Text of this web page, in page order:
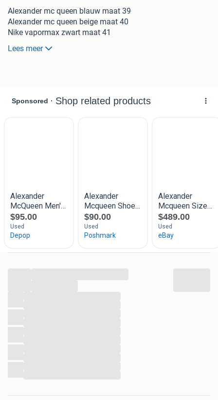
Alexander mc queen blauw maat 39
Alexander mc queen beige maat 40
Nike vapormax zwart maat 41
Nike grijs maat 41
Nike Jordan zwart rood wit maat 41
In 1 pakket verzenden of ophalen
Lees meer